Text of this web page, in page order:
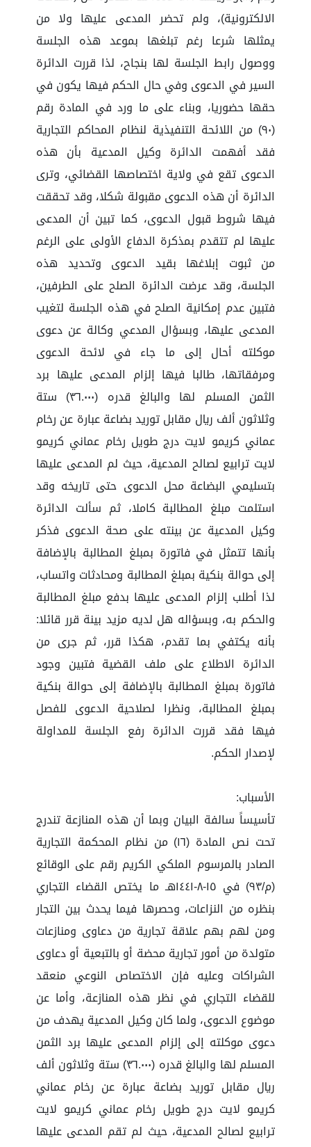
الالكترونية)، ولم تحضر المدعى عليها ولا من
يمثلها شرعا رغم تبلغها بموعد هذه الجلسة
ووصول رابط الجلسة لها بنجاح، لذا قررت الدائرة
السير في الدعوى وفي حال الحكم فيها يكون في
حقها حضوريا، وبناء على ما ورد في المادة رقم
(٩٠) من اللائحة التنفيذية لنظام المحاكم التجارية
فقد أفهمت الدائرة وكيل المدعية بأن هذه
الدعوى تقع في ولاية اختصاصها القضائي، وترى
الدائرة أن هذه الدعوى مقبولة شكلا، وقد تحققت
فيها شروط قبول الدعوى، كما تبين أن المدعى
عليها لم تتقدم بمذكرة الدفاع الأولى على الرغم
من ثبوت إبلاغها بقيد الدعوى وتحديد هذه
الجلسة، وقد عرضت الدائرة الصلح على الطرفين،
فتبين عدم إمكانية الصلح في هذه الجلسة لتغيب
المدعى عليها، وبسؤال المدعي وكالة عن دعوى
موكلته أحال إلى ما جاء في لائحة الدعوى
ومرفقاتها، طالبا فيها إلزام المدعى عليها برد
الثمن المسلم لها والبالغ قدره (٣٦.٠٠٠) ستة
وثلاثون ألف ريال مقابل توريد بضاعة عبارة عن رخام
عماني كريمو لايت درج طويل رخام عماني كريمو
لايت ترابيع لصالح المدعية، حيث لم المدعى عليها
بتسليمي البضاعة محل الدعوى حتى تاريخه وقد
استلمت مبلغ المطالبة كاملا، ثم سألت الدائرة
وكيل المدعية عن بينته على صحة الدعوى فذكر
بأنها تتمثل في فاتورة بمبلغ المطالبة بالإضافة
إلى حوالة بنكية بمبلغ المطالبة ومحادثات واتساب،
لذا أطلب إلزام المدعى عليها بدفع مبلغ المطالبة
والحكم به، وبسؤاله هل لديه مزيد بينة قرر قائلا:
بأنه يكتفي بما تقدم، هكذا قرر، ثم جرى من
الدائرة الاطلاع على ملف القضية فتبين وجود
فاتورة بمبلغ المطالبة بالإضافة إلى حوالة بنكية
بمبلغ المطالبة، ونظرا لصلاحية الدعوى للفصل
فيها فقد قررت الدائرة رفع الجلسة للمداولة
لإصدار الحكم.
الأسباب:
تأسيساً سالفة البيان وبما أن هذه المنازعة تندرج
تحت نص المادة (١٦) من نظام المحكمة التجارية
الصادر بالمرسوم الملكي الكريم رقم على الوقائع
(م/٩٣) في ١٥-٨-١٤٤١هـ ما يختص القضاء التجاري
بنظره من النزاعات، وحصرها فيما يحدث بين التجار
ومن لهم بهم علاقة تجارية من دعاوى ومنازعات
متولدة من أمور تجارية محضة أو بالتبعية أو دعاوى
الشراكات وعليه فإن الاختصاص النوعي منعقد
للقضاء التجاري في نظر هذه المنازعة، وأما عن
موضوع الدعوى، ولما كان وكيل المدعية يهدف من
دعوى موكلته إلى إلزام المدعى عليها برد الثمن
المسلم لها والبالغ قدره (٣٦.٠٠٠) ستة وثلاثون ألف
ريال مقابل توريد بضاعة عبارة عن رخام عماني
كريمو لايت درج طويل رخام عماني كريمو لايت
ترابيع لصالح المدعية، حيث لم تقم المدعى عليها